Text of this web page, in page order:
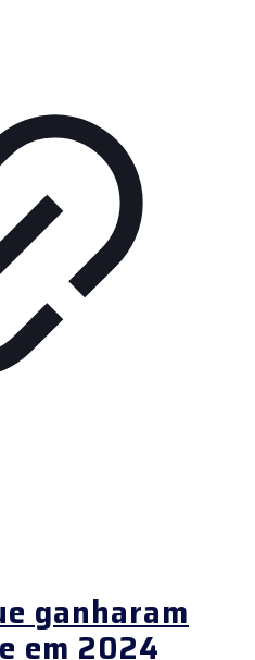
ganharam
em 2024